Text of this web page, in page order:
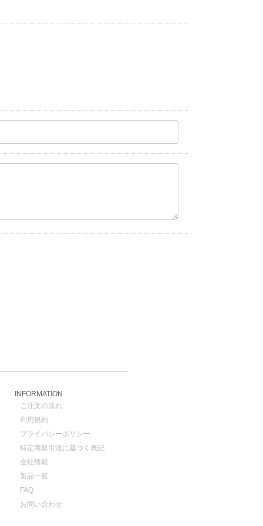
INFORMATION
ご注文の流れ
利用規約
プライバシーポリシー
特定商取引法に基づく表記
会社情報
製品一覧
FAQ
お問い合わせ